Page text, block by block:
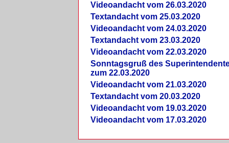
Videoandacht vom 26.03.2020
Textandacht vom 25.03.2020
Videoandacht vom 24.03.2020
Textandacht vom 23.03.2020
Videoandacht vom 22.03.2020
Sonntagsgruß des
zum 22.03.2020
Videoandacht vom 21.03.2020
Textandacht vom 20.03.2020
Videoandacht vom 19.03.2020
Videoandacht vom 17.03.2020